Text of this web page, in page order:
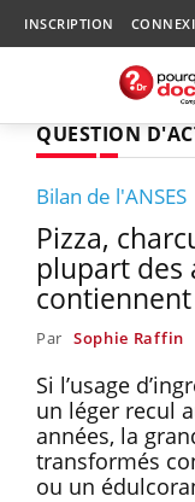
INSCRIPTION
QUESTION
Bilan de l'ANSES
Pizza,
plupart des
Par Sophie Raffin
Si l’usage
un léger recul
années, la
transformés
ou un